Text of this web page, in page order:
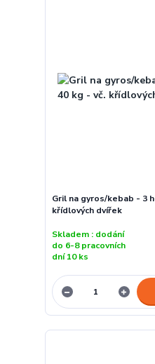
Gril na gyros/kebab - 3
křídlových dvířek
Skladem : dodání
do 6-8 pracovních
dní 10 ks